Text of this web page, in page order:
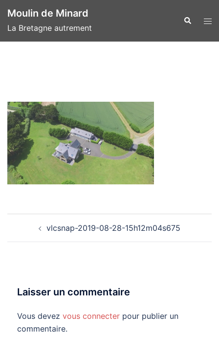
au
contenu
Moulin de Minard
La Bretagne autrement
d’articlevlcsnap-2019-08-28-15h12m04s675
Laisser un commentaire
Vous devez vous connecter pour publier un
commentaire.